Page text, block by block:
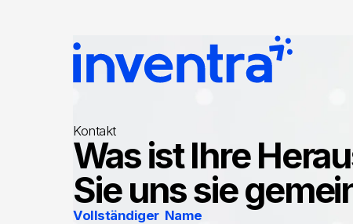
Kontakt
Was ist Ihre
Sie uns sie
Vollständiger Name